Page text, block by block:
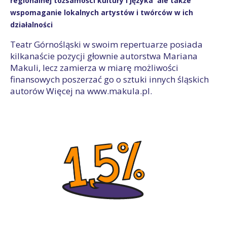
wspomaganie lokalnych artystów i twórców w ich
działalności
Teatr Górnośląski w swoim repertuarze posiada
kilkanaście pozycji głownie autorstwa Mariana
Makuli, lecz zamierza w miarę możliwości
finansowych poszerzać go o sztuki innych śląskich
autorów Więcej na www.makula.pl.